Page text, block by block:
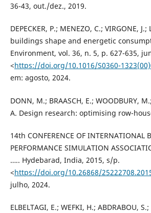
36-43, out./dez., 2019.
DEPECKER, P.; MENEZO, C.; VIRGONE,
buildings shape and energetic
Environment, vol. 36, n. 5, p. 627-635,
<https://doi.org/10.1016/S0360-
em: agosto, 2024.
DONN, M.; BRAASCH, E.; WOODBURY,
A. Design research: optimising row-
14th CONFERENCE OF INTERNATIONAL
PERFORMANCE SIMULATION
….. Hydebarad, India, 2015, s/p.
<https://doi.org/10.26868/
julho, 2024.
ELBELTAGI, E.; WEFKI, H.; ABDRABOU,